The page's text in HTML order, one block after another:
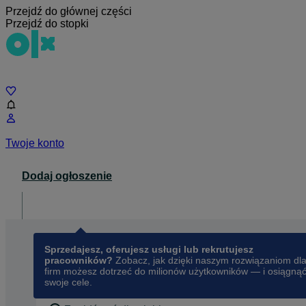
Przejdź do głównej części
Przejdź do stopki
Twoje konto
Dodaj ogłoszenie
Sprzedajesz, oferujesz usługi lub rekrutujesz
pracowników? Zobacz, jak dzięki naszym rozwiązaniom dla
firm możesz dotrzeć do milionów użytkowników — i osiągnąć
swoje cele.